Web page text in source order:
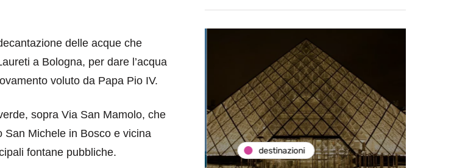
delle acque che
a Bologna, per dare l’acqua
voluto da Papa Pio IV.
sopra Via San Mamolo, che
San Michele in Bosco e vicina
fontane pubbliche.
eventi destinazioni